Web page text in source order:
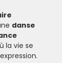
danse
la vie se